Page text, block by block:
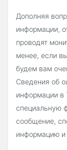
Дополняя
информации,
проводят
менее, если
будем вам
Сведения об
информации в
специальную
сообщение,
информацию и